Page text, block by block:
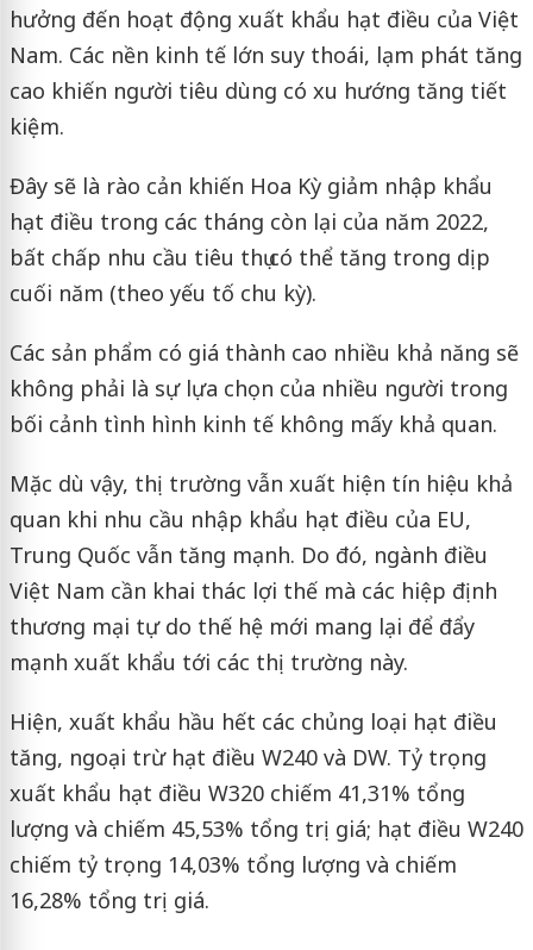
hưởng đến hoạt động xuất khẩu hạt điều của Việt
Nam. Các nền kinh tế lớn suy thoái, lạm phát tăng
cao khiến người tiêu dùng có xu hướng tăng tiết
kiệm.
Đây sẽ là rào cản khiến Hoa Kỳ giảm nhập khẩu
hạt điều trong các tháng còn lại của năm 2022,
bất chấp nhu cầu tiêu thụ có thể tăng trong dịp
cuối năm (theo yếu tố chu kỳ).
Các sản phẩm có giá thành cao nhiều khả năng sẽ
không phải là sự lựa chọn của nhiều người trong
bối cảnh tình hình kinh tế không mấy khả quan.
Mặc dù vậy, thị trường vẫn xuất hiện tín hiệu khả
quan khi nhu cầu nhập khẩu hạt điều của EU,
Trung Quốc vẫn tăng mạnh. Do đó, ngành điều
Việt Nam cần khai thác lợi thế mà các hiệp định
thương mại tự do thế hệ mới mang lại để đẩy
mạnh xuất khẩu tới các thị trường này.
Hiện, xuất khẩu hầu hết các chủng loại hạt điều
tăng, ngoại trừ hạt điều W240 và DW. Tỷ trọng
xuất khẩu hạt điều W320 chiếm 41,31% tổng
lượng và chiếm 45,53% tổng trị giá; hạt điều W240
chiếm tỷ trọng 14,03% tổng lượng và chiếm
16,28% tổng trị giá.